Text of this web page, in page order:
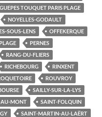
TOUQUET PARIS PLAGE
NOYELLES-GODAULT
SOUS-LENS
OFFEKERQUE
PERNES
RANG-DU-FLIERS
RICHEBOURG
RINXENT
ROUVROY
SAILLY-SUR-LA-LYS
AU-MONT
SAINT-FOLQUIN
SAINT-MARTIN-AU-LAËRT